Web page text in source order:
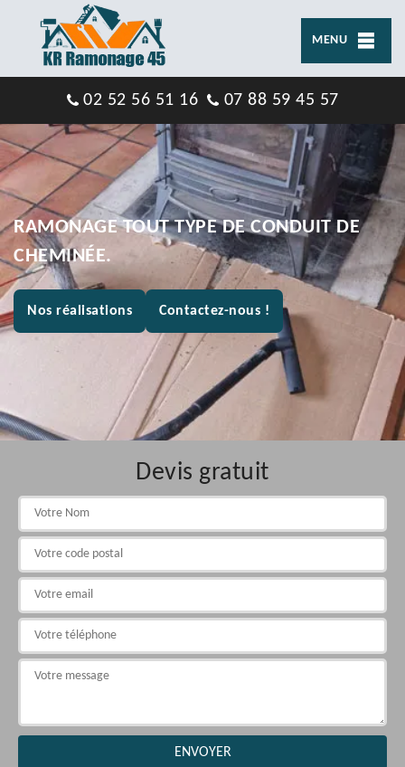
MENU
02 52 56 51 16 07 88 59 45 57
RAMONAGE TOUT TYPE DE CONDUIT DE
CHEMINÉE.
Nos réalisations Contactez-nous !
Devis gratuit